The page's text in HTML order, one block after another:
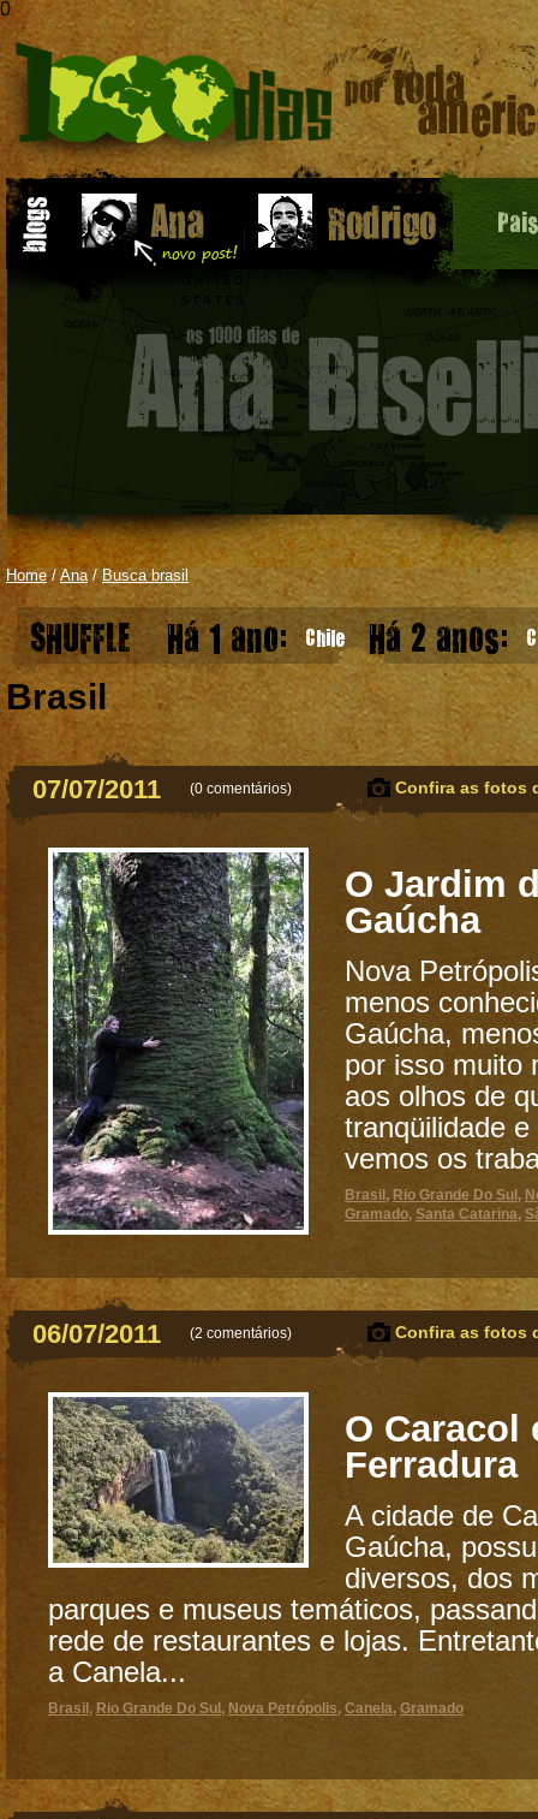
0
Home/ Ana/ Busca brasil
SHUFFLE Há 1 ano: Chile Há 2 anos:
Brasil
07/07/2011 (0 comentários) Confira as fotos
O Jardim
Gaúcha
Nova
menos
Gaúcha,
por isso muito
aos olhos de
tranqüilidade
vemos os
Brasil , Rio Grande Do Sul ,
Gramado, Santa Catarina,
06/07/2011 (2 comentários) Confira as fotos
O Caracol
Ferradura
A cidade de
Gaúcha,
diversos, dos
parques e museus temáticos,
rede de restaurantes e lojas.
a Canela...
Brasil , Rio Grande Do Sul , Nova Petrópolis, Canela, Gramado